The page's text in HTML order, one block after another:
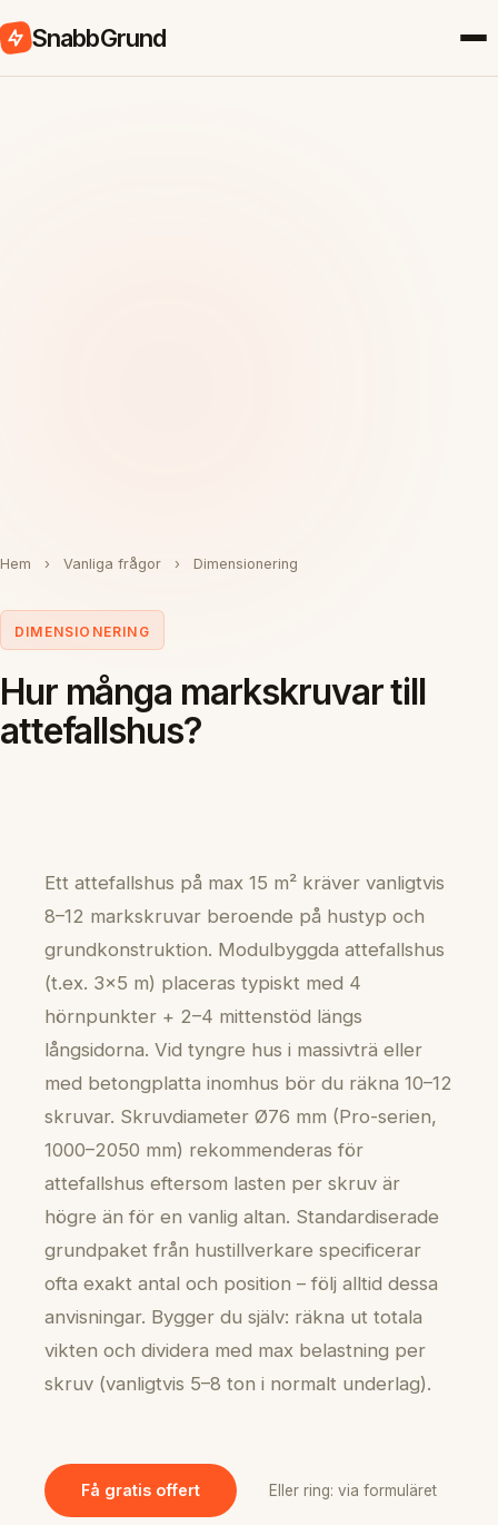
SnabbGrund
Hem › Vanliga frågor › Dimensionering
DIMENSIONERING
Hur många markskruvar till
attefallshus?
Ett attefallshus på max 15 m² kräver vanligtvis
8–12 markskruvar beroende på hustyp och
grundkonstruktion. Modulbyggda attefallshus
(t.ex. 3×5 m) placeras typiskt med 4
hörnpunkter + 2–4 mittenstöd längs
långsidorna. Vid tyngre hus i massivträ eller
med betongplatta inomhus bör du räkna 10–12
skruvar. Skruvdiameter Ø76 mm (Pro-serien,
1000–2050 mm) rekommenderas för
attefallshus eftersom lasten per skruv är
högre än för en vanlig altan. Standardiserade
grundpaket från hustillverkare specificerar
ofta exakt antal och position – följ alltid dessa
anvisningar. Bygger du själv: räkna ut totala
vikten och dividera med max belastning per
skruv (vanligtvis 5–8 ton i normalt underlag).
Få gratis offert Eller ring: via formuläret